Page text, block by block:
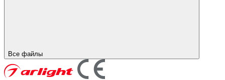
Все файлы